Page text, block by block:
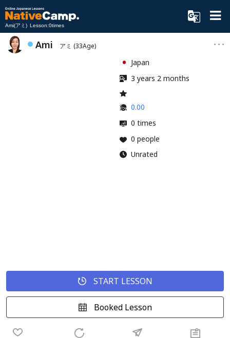
Ami(アミ) Lesson:0times
Ami アミ (33Age)
Japan
3 years 2 months
0.00
0 times
0 people
Unrated
START LESSON
Booked Lesson